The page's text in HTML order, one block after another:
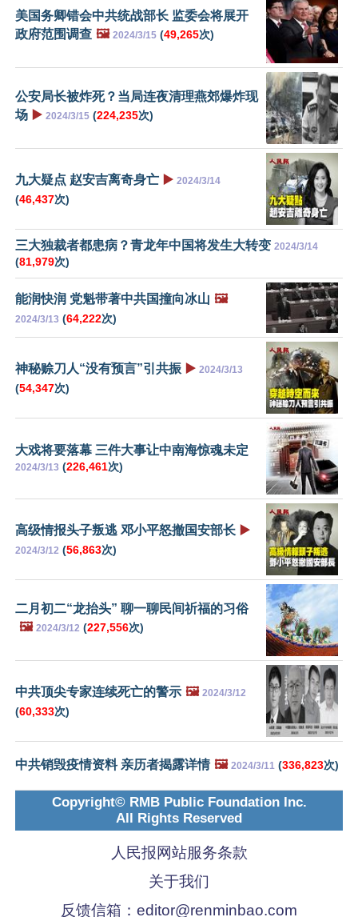
美国务卿错会中共统战部长 监委会将展开
政府范围调查 🖼️ 2024/3/15 (49,265次)
公安局长被炸死？当局连夜清理燕郊爆炸现
场 ▶️ 2024/3/15 (224,235次)
九大疑点 赵安吉离奇身亡 ▶️ 2024/3/14
(46,437次)
三大独裁者都患病？青龙年中国将发生大转变 2024/3/14
(81,979次)
能润快润 党魁带著中共国撞向冰山 🖼️
2024/3/13 (64,222次)
神秘赊刀人“没有预言”引共振 ▶️ 2024/3/13
(54,347次)
大戏将要落幕 三件大事让中南海惊魂未定
2024/3/13 (226,461次)
高级情报头子叛逃 邓小平怒撤国安部长 ▶️
2024/3/12 (56,863次)
二月初二“龙抬头” 聊一聊民间祈福的习俗
🖼️ 2024/3/12 (227,556次)
中共顶尖专家连续死亡的警示 🖼️ 2024/3/12
(60,333次)
中共销毁疫情资料 亲历者揭露详情 🖼️ 2024/3/11 (336,823次)
Copyright© RMB Public Foundation Inc.
All Rights Reserved
人民报网站服务条款
关于我们
反馈信箱： editor@renminbao.com